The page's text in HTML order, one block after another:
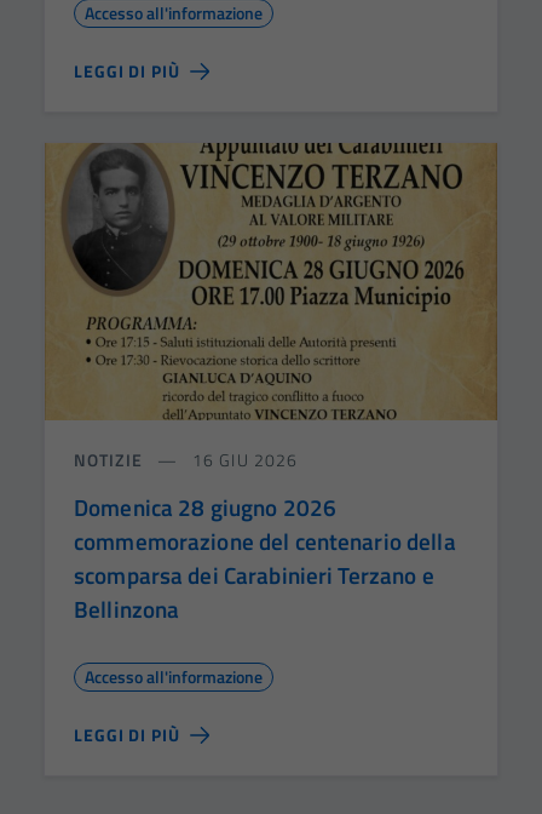
Accesso all'informazione
LEGGI DI PIÙ
NOTIZIE 16 GIU 2026
Domenica 28 giugno 2026
commemorazione del centenario della
scomparsa dei Carabinieri Terzano e
Bellinzona
Accesso all'informazione
LEGGI DI PIÙ